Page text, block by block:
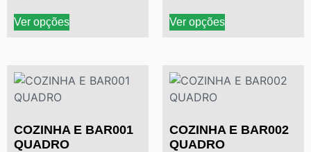
Ver opções Ver opções
COZINHA E BAR001
QUADRO
COZINHA E BAR002
QUADRO